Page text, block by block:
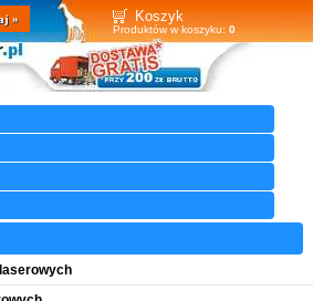
Koszyk
Produktów w koszyku: 0